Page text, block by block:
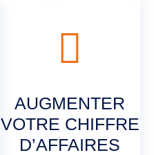
AUGMENTER
VOTRE CHIFFRE
D’AFFAIRES